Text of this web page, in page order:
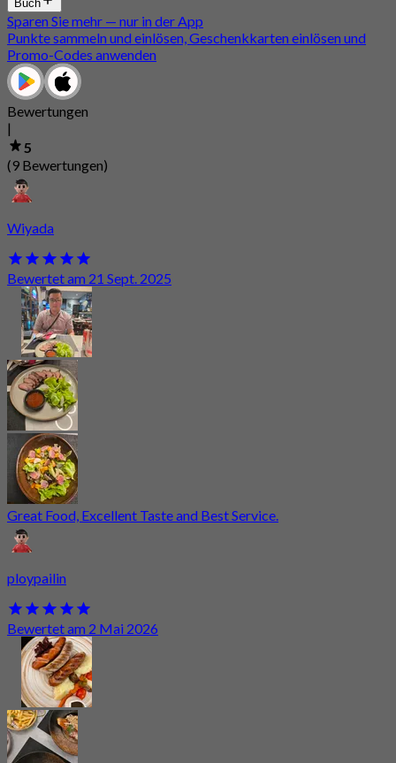
Buch
Sparen Sie mehr — nur in der App
Punkte sammeln und einlösen, Geschenkkarten einlösen und
Promo-Codes anwenden
Bewertungen
|
5
(9 Bewertungen)
Wiyada
Bewertet am 21 Sept. 2025
Great Food, Excellent Taste and Best Service.
ploypailin
Bewertet am 2 Mai 2026